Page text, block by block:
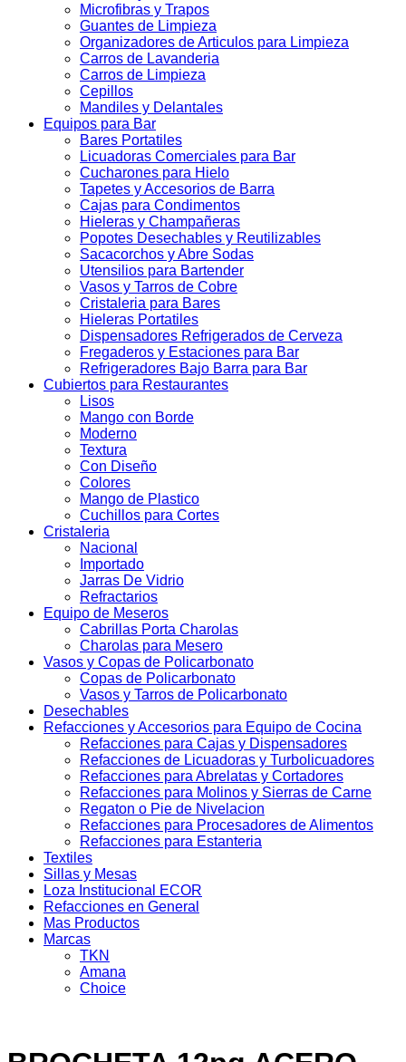
Microfibras y Trapos
Guantes de Limpieza
Organizadores de Articulos para Limpieza
Carros de Lavanderia
Carros de Limpieza
Cepillos
Mandiles y Delantales
Equipos para Bar
Bares Portatiles
Licuadoras Comerciales para Bar
Cucharones para Hielo
Tapetes y Accesorios de Barra
Cajas para Condimentos
Hieleras y Champañeras
Popotes Desechables y Reutilizables
Sacacorchos y Abre Sodas
Utensilios para Bartender
Vasos y Tarros de Cobre
Cristaleria para Bares
Hieleras Portatiles
Dispensadores Refrigerados de Cerveza
Fregaderos y Estaciones para Bar
Refrigeradores Bajo Barra para Bar
Cubiertos para Restaurantes
Lisos
Mango con Borde
Moderno
Textura
Con Diseño
Colores
Mango de Plastico
Cuchillos para Cortes
Cristaleria
Nacional
Importado
Jarras De Vidrio
Refractarios
Equipo de Meseros
Cabrillas Porta Charolas
Charolas para Mesero
Vasos y Copas de Policarbonato
Copas de Policarbonato
Vasos y Tarros de Policarbonato
Desechables
Refacciones y Accesorios para Equipo de Cocina
Refacciones para Cajas y Dispensadores
Refacciones de Licuadoras y Turbolicuadores
Refacciones para Abrelatas y Cortadores
Refacciones para Molinos y Sierras de Carne
Regaton o Pie de Nivelacion
Refacciones para Procesadores de Alimentos
Refacciones para Estanteria
Textiles
Sillas y Mesas
Loza Institucional ECOR
Refacciones en General
Mas Productos
Marcas
TKN
Amana
Choice